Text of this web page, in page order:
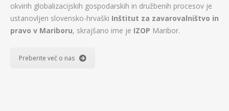
okvirih globalizacijskih gospodarskih in družbenih procesov je
ustanovljen slovensko-hrvaški Inštitut za zavarovalništvo in
pravo v Mariboru, skrajšano ime je IZOP Maribor.
Preberite več o nas